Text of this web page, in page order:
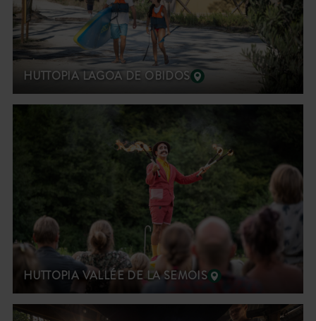
HUTTOPIA LAGOA DE OBIDOS
HUTTOPIA VALLÉE DE LA SEMOIS